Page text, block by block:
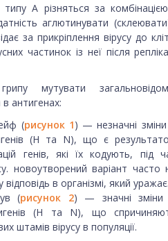
А різняться за
аглютинувати
за прикріплення вірусу до
частинок із неї після
мутувати
антигенах:
(рисунок 1) — незначні
(H та N), що є
генів, які їх кодують, під
новоутворений варіант часто
відповідь в організмі, який уражає.
(рисунок 2) — значні зміни
(H та N), що
штамів вірусу в популяції.